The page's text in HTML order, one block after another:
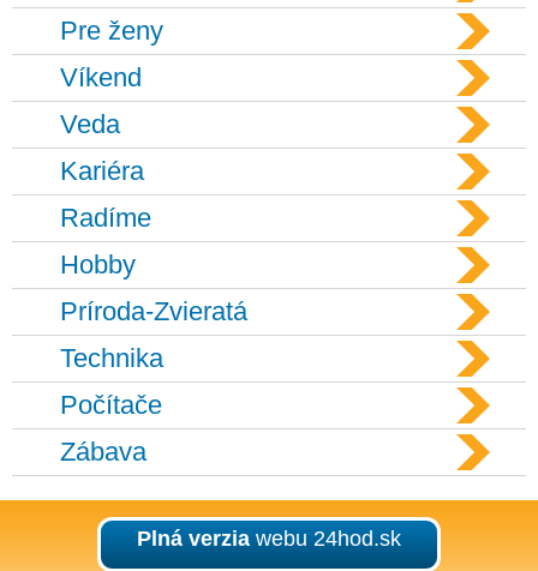
Pre ženy
Víkend
Veda
Kariéra
Radíme
Hobby
Príroda-Zvieratá
Technika
Počítače
Zábava
Plná verzia webu 24hod.sk